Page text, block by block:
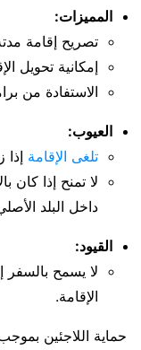
المميزات:
تصريح إقامة مدته 3 سنوات قابلة
إمكانية تحويل
الاستفادة من
العيوب:
تلغى الإقامة إذا
لا تمنح إذا
داخل البلد
القيود:
لا يسمح بالسفر
الإقامة.
حماية اللاجئين